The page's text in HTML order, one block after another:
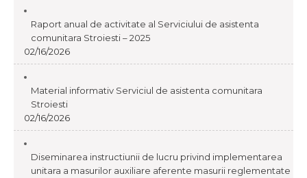
Raport anual de activitate al Serviciului de asistenta
comunitara Stroiesti – 2025
02/16/2026
Material informativ Serviciul de asistenta comunitara
Stroiesti
02/16/2026
Diseminarea instructiunii de lucru privind implementarea
unitara a masurilor auxiliare aferente masurii reglementate